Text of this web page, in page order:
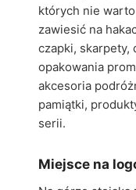
których nie
zawiesić na
czapki, skarpety,
opakowania
akcesoria
pamiątki,
serii.
Miejsce na